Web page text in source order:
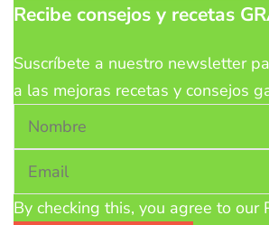
Recibe consejos y recetas
Suscríbete a nuestro newsletter
a las mejoras recetas y consejos
By checking this, you agree to our